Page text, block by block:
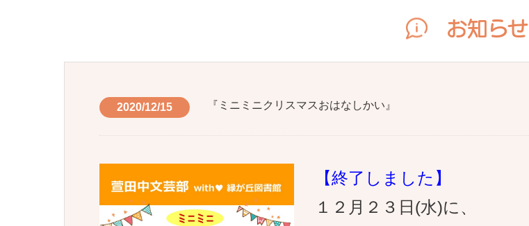
お知らせ
2020/12/15 『ミニミニクリスマスおはなしかい』
【終了しました】
１２月２３日(水)に、